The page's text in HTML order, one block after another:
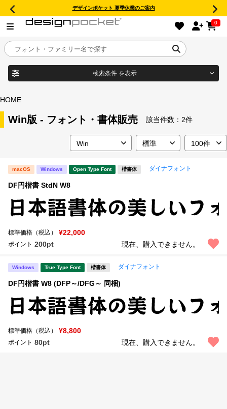
デザインポケット 夏季休業のご案内
0
目的別フォントガイド
年間ライセンス商品
キャンペーン一覧
新着一覧
マイページ
お気に入り
検索条件 を表示
フォント形式
角ゴシック
宋朝体
教科書体 行書体
デザイン毛筆
HOME
Win版 - フォント・書体販売 該当件数： 2件
macOS Windows Open Type Font 楷書体 ダイナフォント
DF円楷書 StdN W8
標準価格（税込） ¥22,000
ポイント 200pt 現在、購入できません。
Windows True Type Font 楷書体 ダイナフォント
DF円楷書 W8 (DFP～/DFG～ 同梱)
標準価格（税込） ¥8,800
ポイント 80pt 現在、購入できません。